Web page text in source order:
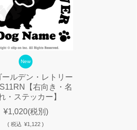
New
ールデン・レトリー
【右向き・名
・ステッカー】
¥1,020(税別)
(税込 ¥1,122 )